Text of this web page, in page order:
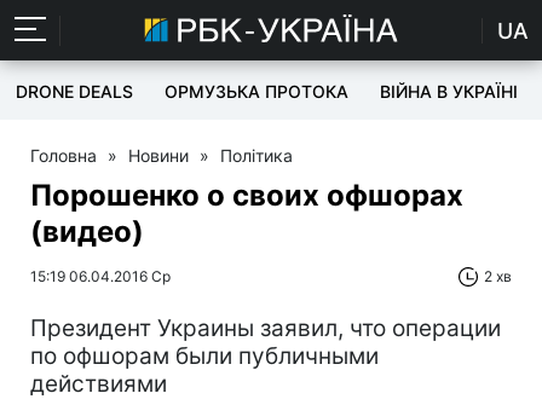
UA
DRONE DEALS ОРМУЗЬКА ПРОТОКА ВІЙНА В УКРАЇНІ
Головна » Новини » Політика
Порошенко о своих офшорах
(видео)
15:19 06.04.2016 Ср 2 хв
Президент Украины заявил, что операции
по офшорам были публичными
действиями